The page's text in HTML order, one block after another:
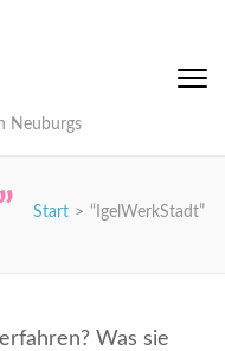
Neuburgs
Start > “IgelWerkStadt”
Was sie